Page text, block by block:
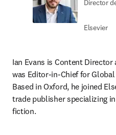
Director
Elsevier
Ian Evans is Content Director
was Editor-in-Chief for
Based in Oxford, he joined
trade publisher specializing
fiction.